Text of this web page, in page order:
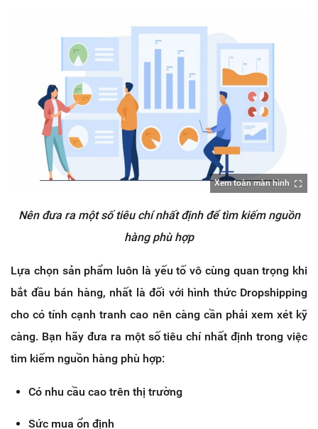
Xem toàn màn hình
Nên đưa ra một số tiêu chí nhất định để tìm kiếm nguồn
hàng phù hợp
Lựa chọn sản phẩm luôn là yếu tố vô cùng quan trọng khi
bắt đầu bán hàng, nhất là đối với hình thức Dropshipping
cho có tính cạnh tranh cao nên càng cần phải xem xét kỹ
càng. Bạn hãy đưa ra một số tiêu chí nhất định trong việc
tìm kiếm nguồn hàng phù hợp:
Có nhu cầu cao trên thị trường
Sức mua ổn định